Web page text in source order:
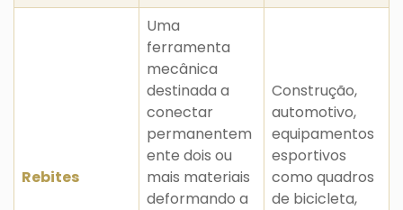
Rebites
Uma
ferramenta
mecânica
destinada a
conectar
permanentem
ente dois ou
mais materiais
deformando a
Construção,
automotivo,
equipamentos
esportivos
como quadros
de bicicleta,